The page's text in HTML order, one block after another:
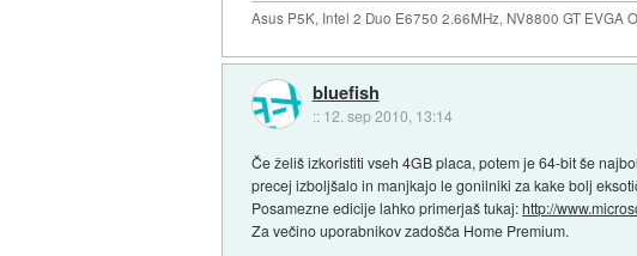
Asus P5K, Intel 2 Duo E6750 2.66MHz, NV8800 GT EVGA
bluefish
:: 12. sep 2010, 13:14
Če želiš izkoristiti vseh 4GB placa, potem je 64-bit še
precej izboljšalo in manjkajo le gonilniki za kake bolj
Posamezne edicije lahko primerjaš tukaj:http://
Za večino uporabnikov zadošča Home Premium.